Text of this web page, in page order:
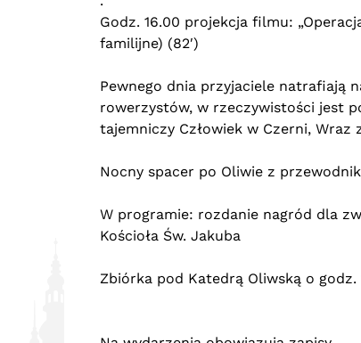
Godz. 16.00 projekcja filmu:
familijne) (82′)
Pewnego dnia przyjaciele natrafiają
rowerzystów, w rzeczywistości jest
tajemniczy Człowiek w Czerni,
Nocny spacer po Oliwie z
W programie: rozdanie nagród dla
Kościoła Św. Jakuba
Zbiórka pod Katedrą Oliwską o godz.